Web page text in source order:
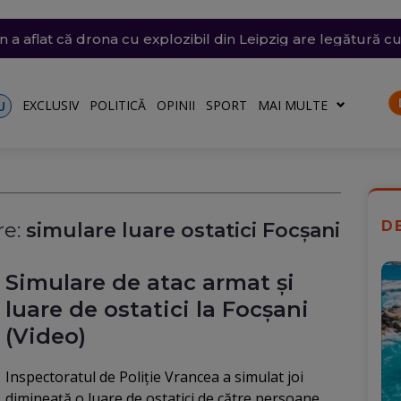
a barjelor pe Dunăre s-a încheiat după 7 ore (Video).
Bulgaria, lângă România, a fost identificată. Ce arată
a aflat că drona cu explozibil din Leipzig are legătură
SUA, să oprească atacurile care au tăiat
vijelii. Trei Coduri galbene, temperaturi de 37 de grade
EXCLUSIV POLITICĂ OPINII SPORT MAI MULTE
simulare luare ostatici Focșani
Simulare de atac armat și
luare de ostatici la Focșani
(Video)
Inspectoratul de Poliție Vrancea a simulat joi